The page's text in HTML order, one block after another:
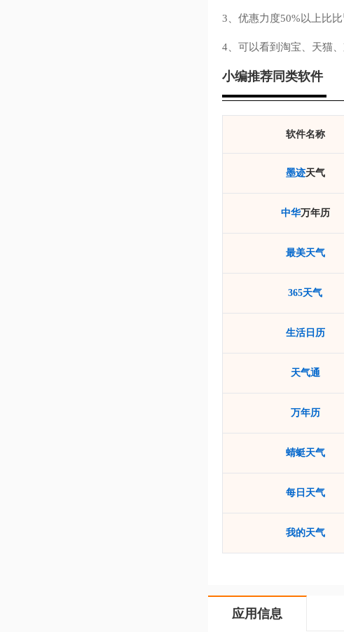
3、优惠力度50%以上比
4、可以看到淘宝、天猫
小编推荐同类软件
软件名称
墨迹天气
中华万年历
最美天气
365天气
生活日历
天气通
万年历
蜻蜓天气
每日天气
我的天气
应用信息